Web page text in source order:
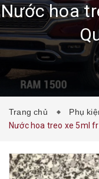
HỖ TRỢ SETUP
Nước hoa
Trang chủ
Phụ
Nước hoa treo xe 5ml